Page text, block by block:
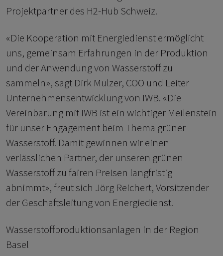
Projektpartner des H2-Hub Schweiz.
«Die Kooperation mit Energiedienst ermöglicht
uns, gemeinsam Erfahrungen in der Produktion
und der Anwendung von Wasserstoff zu
sammeln», sagt Dirk Mulzer, COO und Leiter
Unternehmensentwicklung von IWB. «Die
Vereinbarung mit IWB ist ein wichtiger Meilenstein
für unser Engagement beim Thema grüner
Wasserstoff. Damit gewinnen wir einen
verlässlichen Partner, der unseren grünen
Wasserstoff zu fairen Preisen langfristig
abnimmt», freut sich Jörg Reichert, Vorsitzender
der Geschäftsleitung von Energiedienst.
Wasserstoffproduktionsanlagen in der Region
Basel